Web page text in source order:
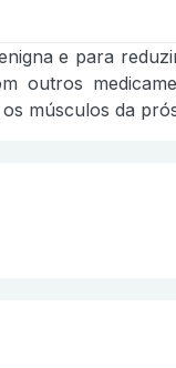
e para
outros
músculos da